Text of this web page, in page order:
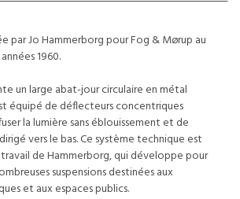
par Jo Hammerborg pour Fog & Mørup au
1960.
un large abat-jour circulaire en métal
équipé de déflecteurs concentriques
la lumière sans éblouissement et de
vers le bas. Ce système technique est
de Hammerborg, qui développe pour
suspensions destinées aux
et aux espaces publics.